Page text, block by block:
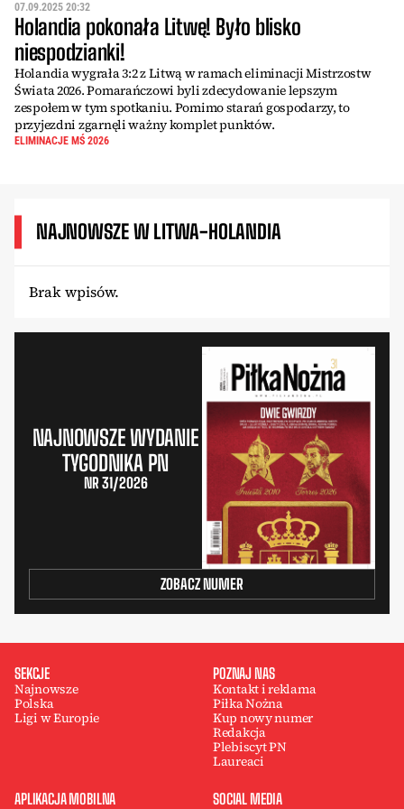
07.09.2025 20:32
Holandia pokonała Litwę! Było blisko
niespodzianki!
Holandia wygrała 3:2 z Litwą w ramach eliminacji Mistrzostw
Świata 2026. Pomarańczowi byli zdecydowanie lepszym
zespołem w tym spotkaniu. Pomimo starań gospodarzy, to
przyjezdni zgarnęli ważny komplet punktów.
ELIMINACJE MŚ 2026
NAJNOWSZE W LITWA-HOLANDIA
Brak wpisów.
NAJNOWSZE WYDANIE
TYGODNIKA PN
NR 31/2026
ZOBACZ NUMER
SEKCJE
Najnowsze
Polska
Ligi w Europie
POZNAJ NAS
Kontakt i reklama
Piłka Nożna
Kup nowy numer
Redakcja
Plebiscyt PN
Laureaci
APLIKACJA MOBILNA SOCIAL MEDIA